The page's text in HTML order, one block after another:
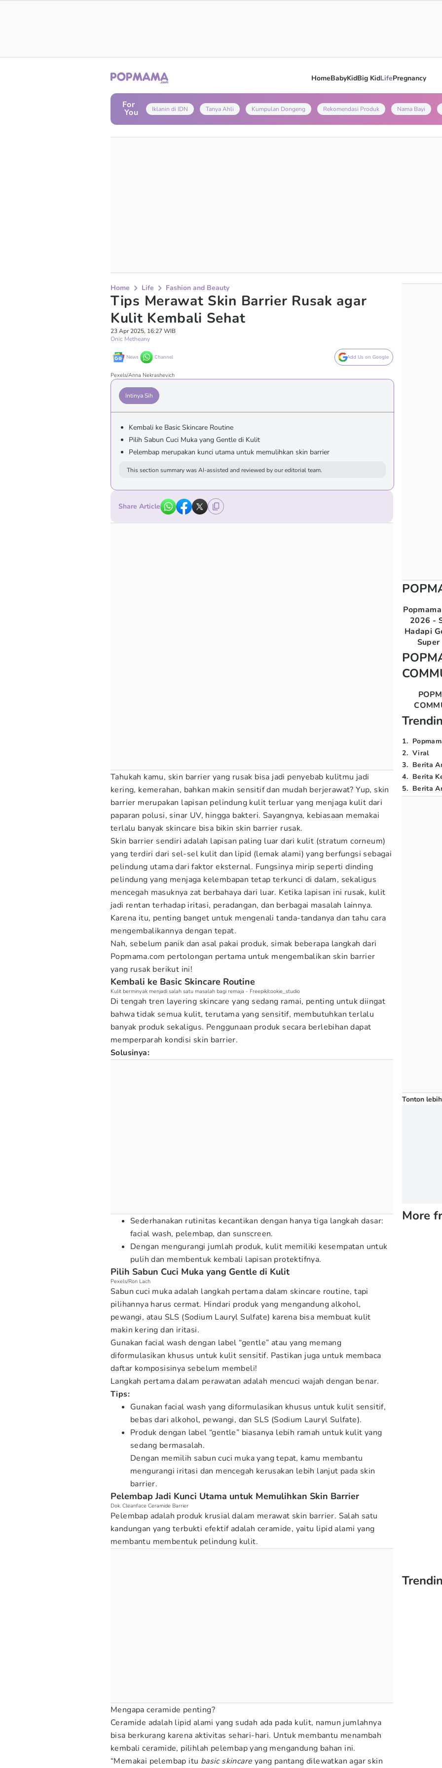
HomeBabyKidBig KidLifePregnancy
For
You Iklanin di IDN Tanya Ahli Kumpulan Dongeng Rekomendasi Produk Nama Bayi
Home Life Fashion and Beauty
Tips Merawat Skin Barrier Rusak agar
Kulit Kembali Sehat
23 Apr 2025, 16:27 WIB
Onic Metheany
News Channel Add Us on Google
Pexels/Anna Nekrashevich
Intinya Sih
Kembali ke Basic Skincare Routine
Pilih Sabun Cuci Muka yang Gentle di Kulit
Pelembap merupakan kunci utama untuk memulihkan skin barrier
This section summary was AI-assisted and reviewed by our editorial team.
Share Article
Tahukah kamu, skin barrier yang rusak bisa jadi penyebab kulitmu jadi
kering, kemerahan, bahkan makin sensitif dan mudah berjerawat? Yup, skin
barrier merupakan lapisan pelindung kulit terluar yang menjaga kulit dari
paparan polusi, sinar UV, hingga bakteri. Sayangnya, kebiasaan memakai
terlalu banyak skincare bisa bikin skin barrier rusak.
Skin barrier sendiri adalah lapisan paling luar dari kulit (stratum corneum)
yang terdiri dari sel-sel kulit dan lipid (lemak alami) yang berfungsi sebagai
pelindung utama dari faktor eksternal. Fungsinya mirip seperti dinding
pelindung yang menjaga kelembapan tetap terkunci di dalam, sekaligus
mencegah masuknya zat berbahaya dari luar. Ketika lapisan ini rusak, kulit
jadi rentan terhadap iritasi, peradangan, dan berbagai masalah lainnya.
Karena itu, penting banget untuk mengenali tanda-tandanya dan tahu cara
mengembalikannya dengan tepat.
Nah, sebelum panik dan asal pakai produk, simak beberapa langkah dari
Popmama.com pertolongan pertama untuk mengembalikan skin barrier
yang rusak berikut ini!
Kembali ke Basic Skincare Routine
Kulit berminyak menjadi salah satu masalah bagi remaja - Freepik/cookie_studio
Di tengah tren layering skincare yang sedang ramai, penting untuk diingat
bahwa tidak semua kulit, terutama yang sensitif, membutuhkan terlalu
banyak produk sekaligus. Penggunaan produk secara berlebihan dapat
memperparah kondisi skin barrier.
Solusinya:
Sederhanakan rutinitas kecantikan dengan hanya tiga langkah dasar:
facial wash, pelembap, dan sunscreen.
Dengan mengurangi jumlah produk, kulit memiliki kesempatan untuk
pulih dan membentuk kembali lapisan protektifnya.
Pilih Sabun Cuci Muka yang Gentle di Kulit
Pexels/Ron Lach
Sabun cuci muka adalah langkah pertama dalam skincare routine, tapi
pilihannya harus cermat. Hindari produk yang mengandung alkohol,
pewangi, atau SLS (Sodium Lauryl Sulfate) karena bisa membuat kulit
makin kering dan iritasi.
Gunakan facial wash dengan label “gentle” atau yang memang
diformulasikan khusus untuk kulit sensitif. Pastikan juga untuk membaca
daftar komposisinya sebelum membeli!
Langkah pertama dalam perawatan adalah mencuci wajah dengan benar.
Tips:
Gunakan facial wash yang diformulasikan khusus untuk kulit sensitif,
bebas dari alkohol, pewangi, dan SLS (Sodium Lauryl Sulfate).
Produk dengan label “gentle” biasanya lebih ramah untuk kulit yang
sedang bermasalah.
Dengan memilih sabun cuci muka yang tepat, kamu membantu
mengurangi iritasi dan mencegah kerusakan lebih lanjut pada skin
barrier.
Pelembap Jadi Kunci Utama untuk Memulihkan Skin Barrier
Dok. Cleanface Ceramide Barrier
Pelembap adalah produk krusial dalam merawat skin barrier. Salah satu
kandungan yang terbukti efektif adalah ceramide, yaitu lipid alami yang
membantu membentuk pelindung kulit.
Mengapa ceramide penting?
Ceramide adalah lipid alami yang sudah ada pada kulit, namun jumlahnya
bisa berkurang karena aktivitas sehari-hari. Untuk membantu menambah
kembali ceramide, pilihlah pelembap yang mengandung bahan ini.
“Memakai pelembap itu basic skincare yang pantang dilewatkan agar skin
2026 -
Hadapi
1.
2. Viral
3. Berita
4. Berita
5. Berita
Tonton
More